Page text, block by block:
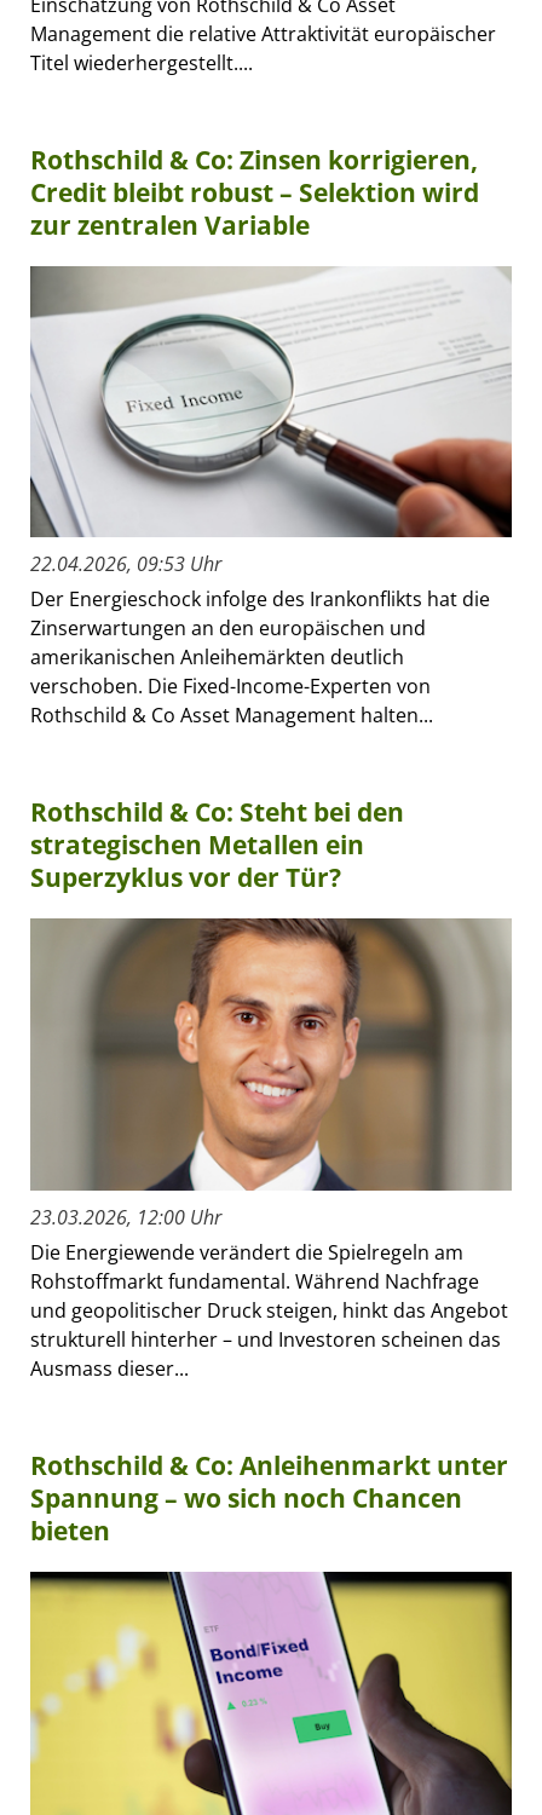
Management die relative Attraktivität europäischer
Titel wiederhergestellt....
Rothschild & Co: Zinsen korrigieren,
Credit bleibt robust – Selektion wird
zur zentralen Variable
22.04.2026, 09:53 Uhr
Der Energieschock infolge des Irankonflikts hat die
Zinserwartungen an den europäischen und
amerikanischen Anleihemärkten deutlich
verschoben. Die Fixed-Income-Experten von
Rothschild & Co Asset Management halten...
Rothschild & Co: Steht bei den
strategischen Metallen ein
Superzyklus vor der Tür?
23.03.2026, 12:00 Uhr
Die Energiewende verändert die Spielregeln am
Rohstoffmarkt fundamental. Während Nachfrage
und geopolitischer Druck steigen, hinkt das Angebot
strukturell hinterher – und Investoren scheinen das
Ausmass dieser...
Rothschild & Co: Anleihenmarkt unter
Spannung – wo sich noch Chancen
bieten